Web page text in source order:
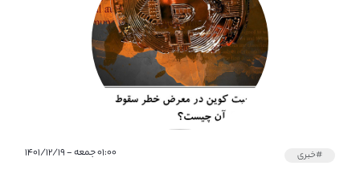
#خبری ۰۱:۰۰ جمعه - ۱۴۰۱/۱۲/۱۹